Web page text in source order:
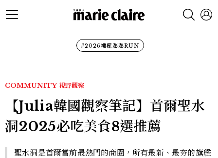
#2026裙襬澎澎RUN
COMMUNITY 視野觀察
【Julia韓國觀察筆記】首爾聖水
洞2025必吃美食8選推薦
聖水洞是首爾當前最熱門的商圈，所有最新、最夯的旗艦